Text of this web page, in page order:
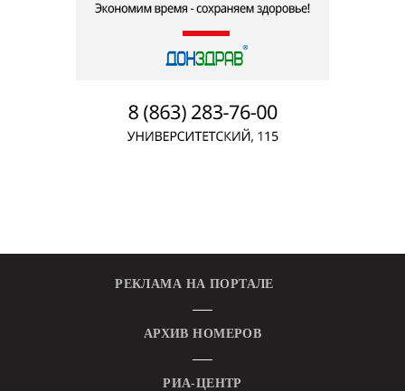
РЕКЛАМА НА ПОРТАЛЕ
АРХИВ НОМЕРОВ
РИА-ЦЕНТР